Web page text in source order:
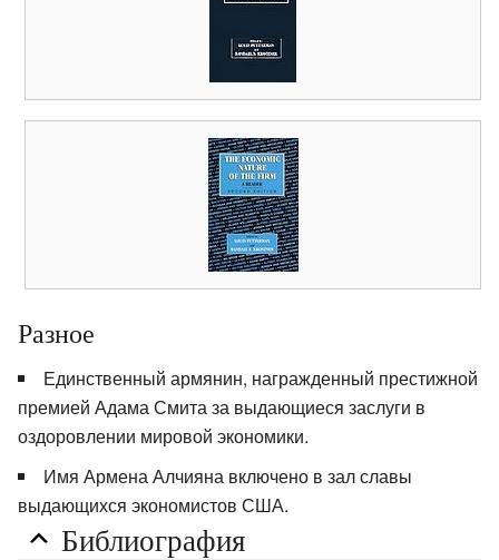
Разное
Единственный армянин, награжденный престижной
премией Адама Смита за выдающиеся заслуги в
оздоровлении мировой экономики.
Имя Армена Алчияна включено в зал славы
выдающихся экономистов США.
Библиография